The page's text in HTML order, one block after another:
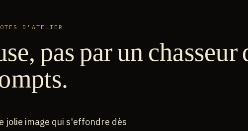
D'ATELIER
pas par un chasseur
jolie image qui s'effondre dès